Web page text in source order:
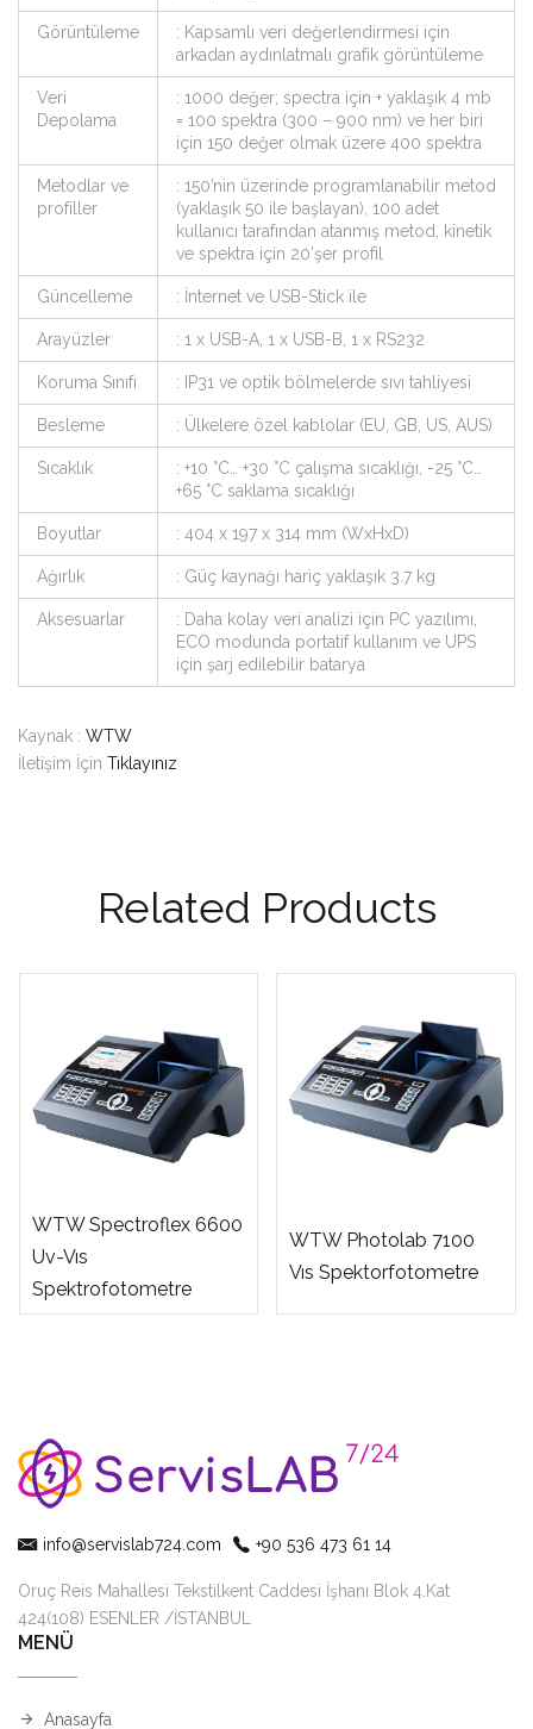
Görüntüleme
: Kapsamlı veri değerlendirmesi için
arkadan aydınlatmalı grafik görüntüleme
Veri
Depolama
: 1000 değer; spectra için + yaklaşık 4 mb
= 100 spektra (300 – 900 nm) ve her biri
için 150 değer olmak üzere 400 spektra
Metodlar ve
profiller
: 150’nin üzerinde programlanabilir metod
(yaklaşık 50 ile başlayan), 100 adet
kullanıcı tarafından atanmış metod, kinetik
ve spektra için 20’şer profil
Güncelleme : İnternet ve USB-Stick ile
Arayüzler : 1 x USB-A, 1 x USB-B, 1 x RS232
Koruma Sınıfı : IP31 ve optik bölmelerde sıvı tahliyesi
Besleme : Ülkelere özel kablolar (EU, GB, US, AUS)
Sıcaklık
: +10 °C… +30 °C çalışma sıcaklığı, -25 °C…
+65 °C saklama sıcaklığı
Boyutlar : 404 x 197 x 314 mm (WxHxD)
Ağırlık : Güç kaynağı hariç yaklaşık 3.7 kg
Aksesuarlar
: Daha kolay veri analizi için PC yazılımı,
ECO modunda portatif kullanım ve UPS
için şarj edilebilir batarya
Kaynak : WTW
İletişim İçin Tıklayınız
Related Products
WTW Spectroflex 6600
Uv-Vıs
Spektrofotometre
WTW Photolab 7100
Vıs Spektorfotometre
info@servislab724.com +90 536 473 61 14
Oruç Reis Mahallesi Tekstilkent Caddesi İşhanı Blok 4.Kat
424(108) ESENLER /İSTANBUL
MENÜ
Anasayfa